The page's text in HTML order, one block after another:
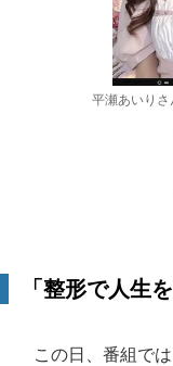
平瀬あいりさ
「整形で人生
この日、番組で